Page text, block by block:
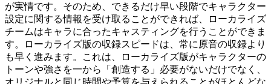
が実情です。そのため、できるだけ早い段階でキャラクター
設定に関する情報を受け取ることができれば、ローカライズ
チームはキャラに合ったキャスティングを行うことができま
す。ローカライズ版の収録スピードは、常に原音の収録より
も早く進みます。これは、ローカライズ版がキャラクターの
トーンや強さを一から「創造する」必要がないだけでなく、
オリジナルと同じ時間や予算を与えられることがほとんどな